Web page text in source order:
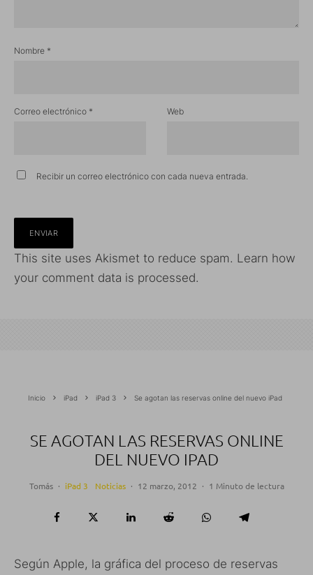
Nombre *
Correo electrónico * Web
Recibir un correo electrónico con cada nueva entrada.
This site uses Akismet to reduce spam. Learn how
your comment data is processed.
Inicio iPad iPad 3 Se agotan las reservas online del nuevo iPad
SE AGOTAN LAS RESERVAS ONLINE
DEL NUEVO IPAD
Tomás · iPad 3 Noticias · 12 marzo, 2012 · 1 Minuto de lectura
Según Apple, la gráfica del proceso de reservas